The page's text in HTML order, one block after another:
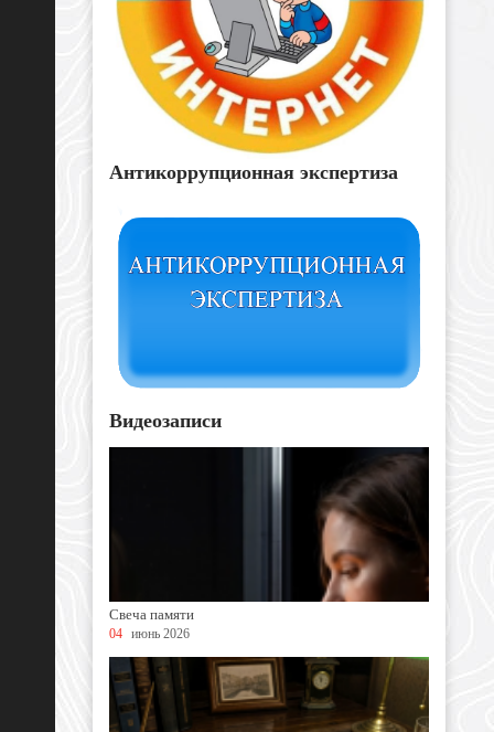
Антикоррупционная экспертиза
Видеозаписи
Свеча памяти
04 июнь 2026